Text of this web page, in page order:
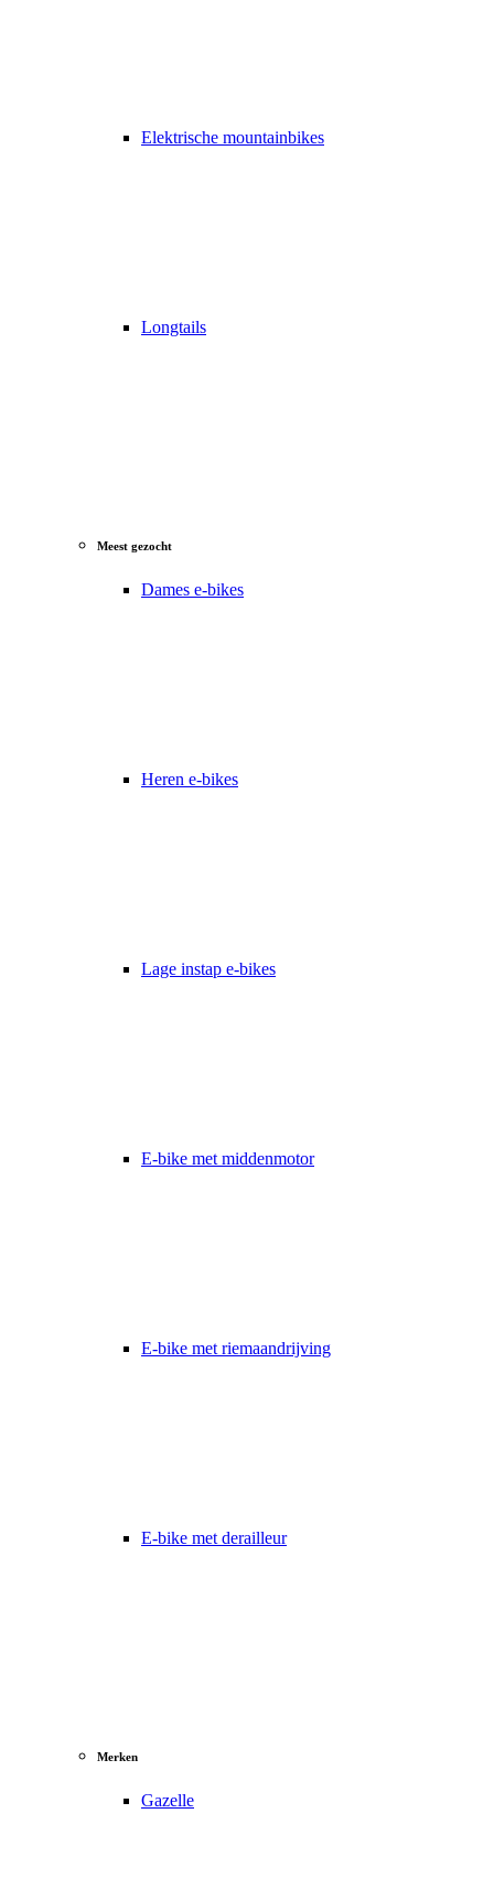
Elektrische mountainbikes
Longtails
Meest gezocht
Dames e-bikes
Heren e-bikes
Lage instap e-bikes
E-bike met middenmotor
E-bike met riemaandrijving
E-bike met derailleur
Merken
Gazelle